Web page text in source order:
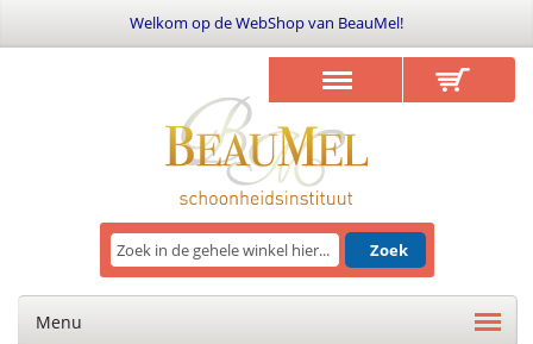
Welkom op de WebShop van BeauMel!
Zoek
Menu